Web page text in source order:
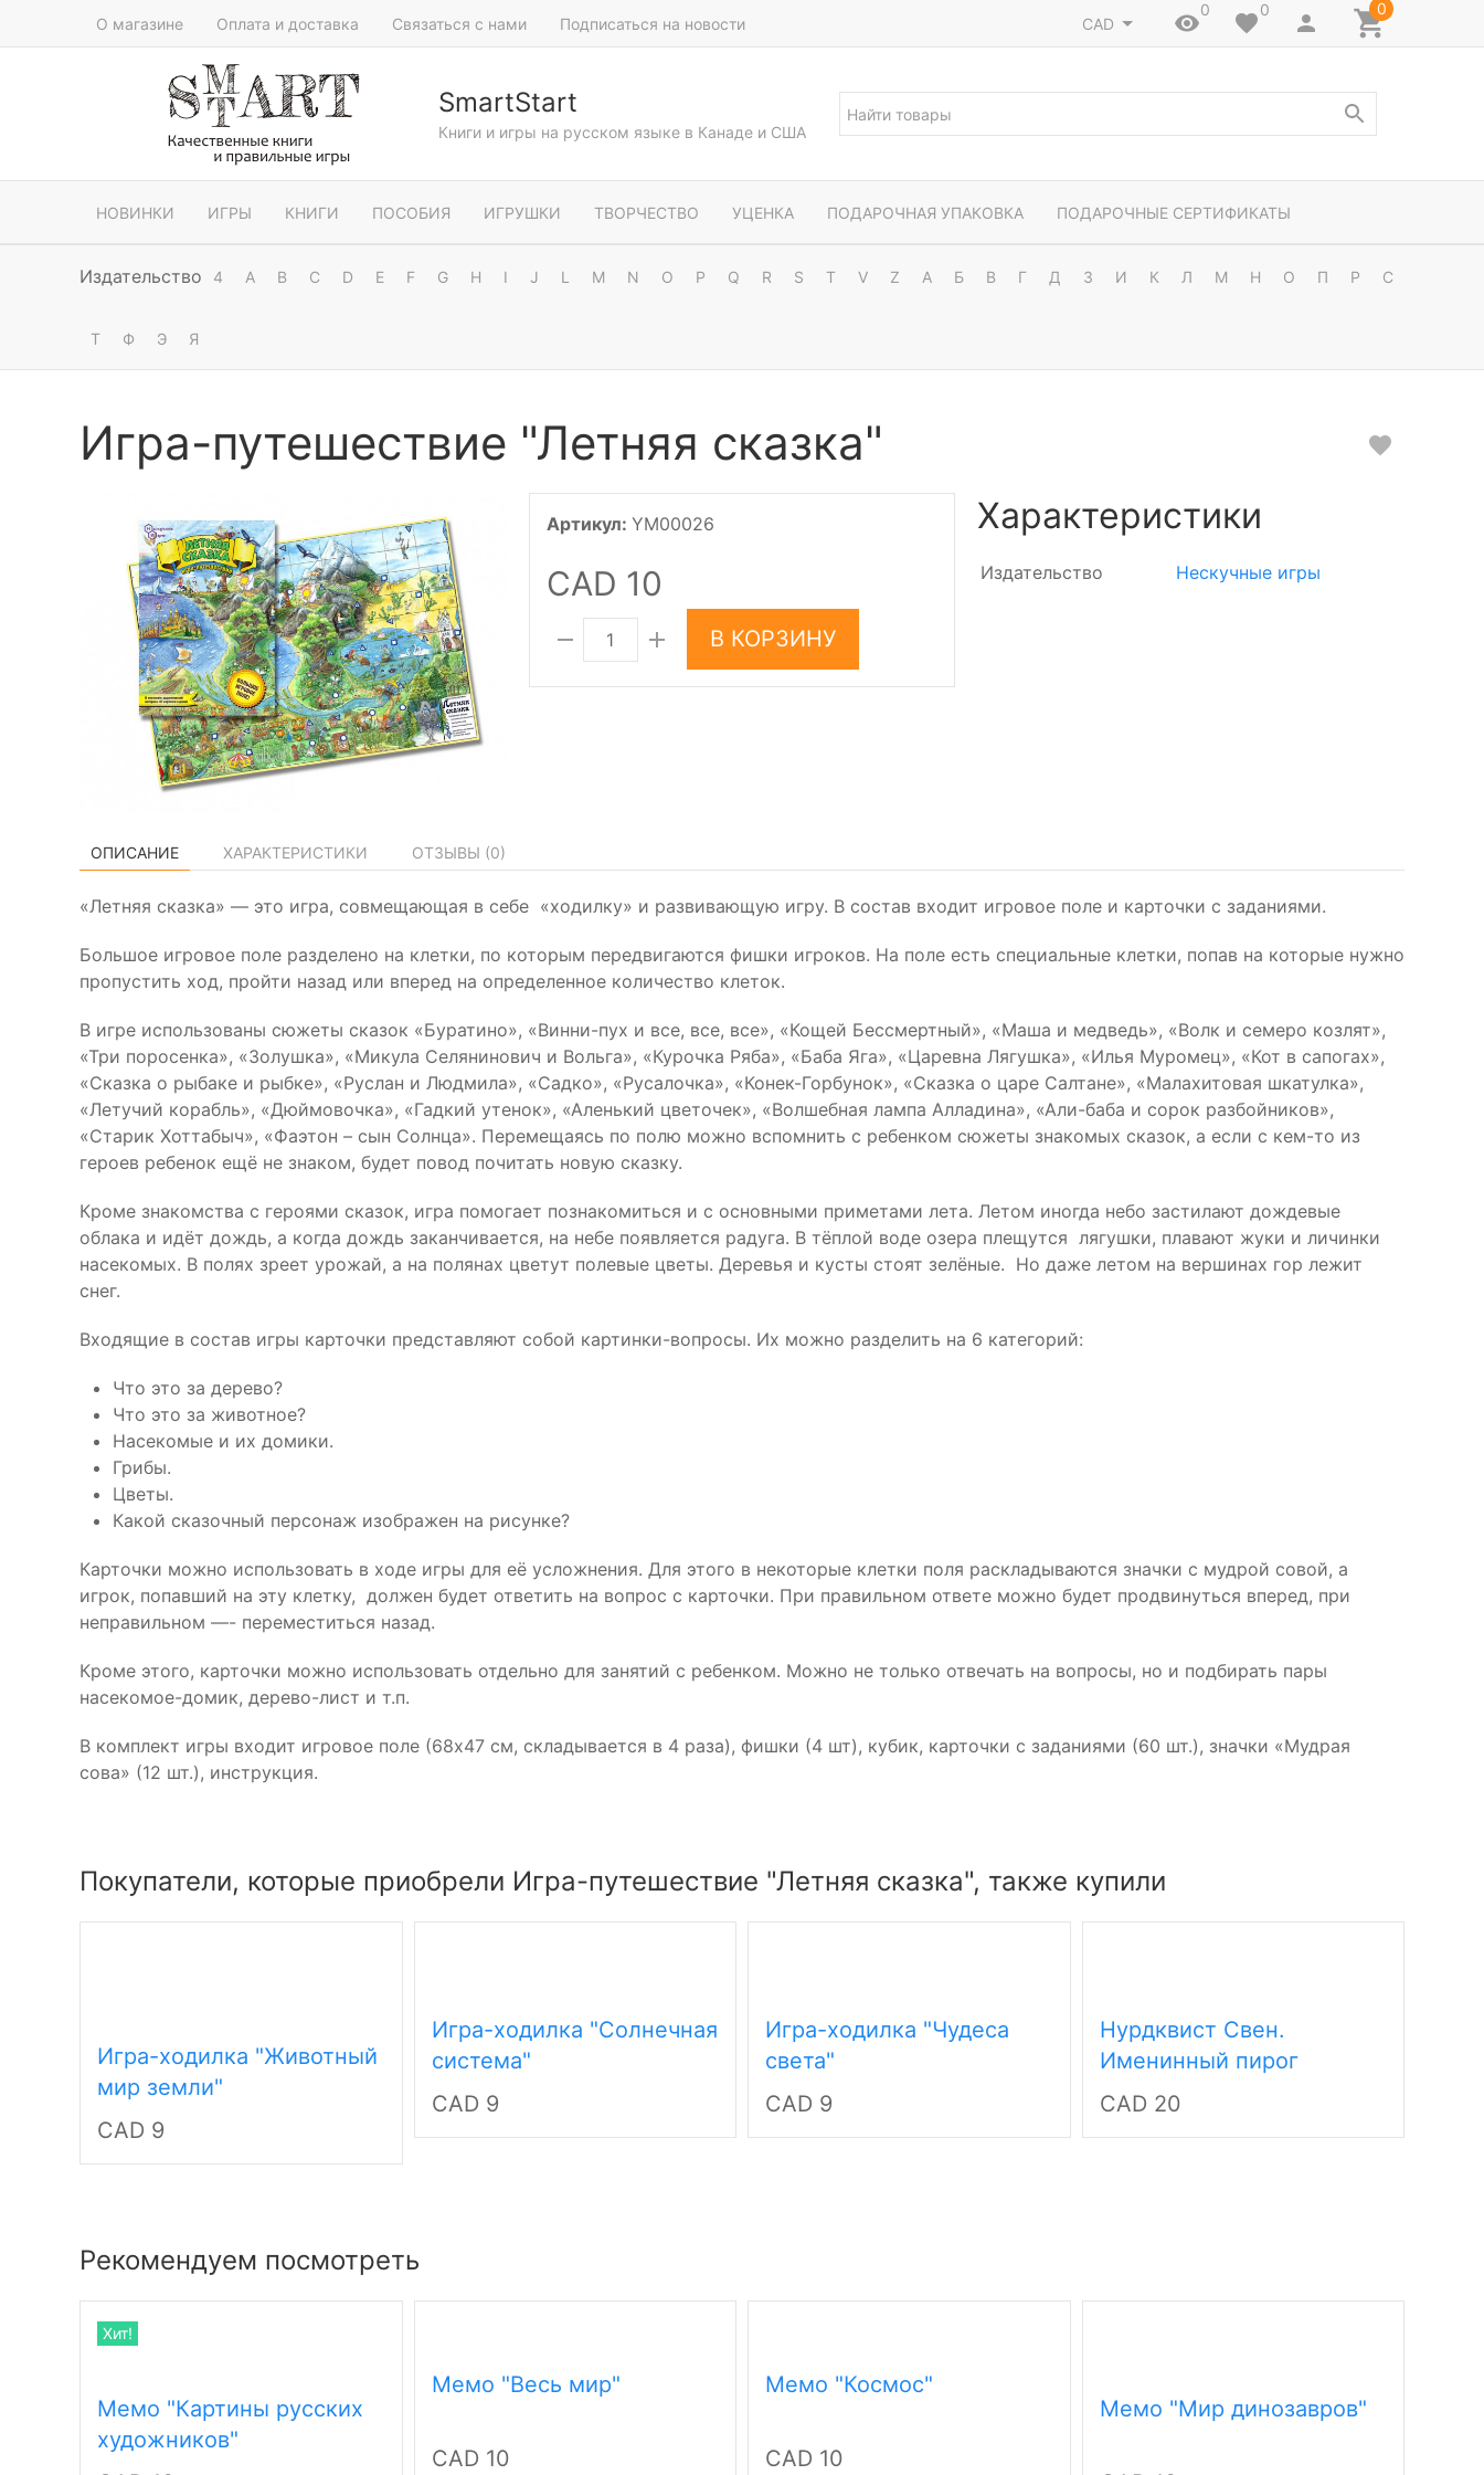
О магазине Оплата и доставка Связаться с нами Подписаться на новости CAD
0 0 0
SmartStart
Книги и игры на русском языке в Канаде и США
НОВИНКИ ИГРЫ КНИГИ ПОСОБИЯ ИГРУШКИ ТВОРЧЕСТВО УЦЕНКА ПОДАРОЧНАЯ УПАКОВКА ПОДАРОЧНЫЕ СЕРТИФИКАТЫ
Издательство 4 A B C D E F G H I J L M N O P Q R S T V Z А Б В Г Д З И К Л М Н О П Р С
Т Ф Э Я
Игра-путешествие "Летняя сказка"
Артикул: YM00026
CAD 10
В КОРЗИНУ
Характеристики
Издательство Нескучные игры
ОПИСАНИЕ ХАРАКТЕРИСТИКИ ОТЗЫВЫ (0)
«Летняя сказка» — это игра, совмещающая в себе «ходилку» и развивающую игру. В состав входит игровое поле и карточки с заданиями.
Большое игровое поле разделено на клетки, по которым передвигаются фишки игроков. На поле есть специальные клетки, попав на которые нужно
пропустить ход, пройти назад или вперед на определенное количество клеток.
В игре использованы сюжеты сказок «Буратино», «Винни-пух и все, все, все», «Кощей Бессмертный», «Маша и медведь», «Волк и семеро козлят»,
«Три поросенка», «Золушка», «Микула Селянинович и Вольга», «Курочка Ряба», «Баба Яга», «Царевна Лягушка», «Илья Муромец», «Кот в сапогах»,
«Сказка о рыбаке и рыбке», «Руслан и Людмила», «Садко», «Русалочка», «Конек-Горбунок», «Сказка о царе Салтане», «Малахитовая шкатулка»,
«Летучий корабль», «Дюймовочка», «Гадкий утенок», «Аленький цветочек», «Волшебная лампа Алладина», «Али-баба и сорок разбойников»,
«Старик Хоттабыч», «Фаэтон – сын Солнца». Перемещаясь по полю можно вспомнить с ребенком сюжеты знакомых сказок, а если с кем-то из
героев ребенок ещё не знаком, будет повод почитать новую сказку.
Кроме знакомства с героями сказок, игра помогает познакомиться и с основными приметами лета. Летом иногда небо застилают дождевые
облака и идёт дождь, а когда дождь заканчивается, на небе появляется радуга. В тёплой воде озера плещутся лягушки, плавают жуки и личинки
насекомых. В полях зреет урожай, а на полянах цветут полевые цветы. Деревья и кусты стоят зелёные. Но даже летом на вершинах гор лежит
снег.
Входящие в состав игры карточки представляют собой картинки-вопросы. Их можно разделить на 6 категорий:
Что это за дерево?
Что это за животное?
Насекомые и их домики.
Грибы.
Цветы.
Какой сказочный персонаж изображен на рисунке?
Карточки можно использовать в ходе игры для её усложнения. Для этого в некоторые клетки поля раскладываются значки с мудрой совой, а
игрок, попавший на эту клетку, должен будет ответить на вопрос с карточки. При правильном ответе можно будет продвинуться вперед, при
неправильном —- переместиться назад.
Кроме этого, карточки можно использовать отдельно для занятий с ребенком. Можно не только отвечать на вопросы, но и подбирать пары
насекомое-домик, дерево-лист и т.п.
В комплект игры входит игровое поле (68х47 см, складывается в 4 раза), фишки (4 шт), кубик, карточки с заданиями (60 шт.), значки «Мудрая
сова» (12 шт.), инструкция.
Покупатели, которые приобрели Игра-путешествие "Летняя сказка", также купили
Игра-ходилка "Животный
мир земли"
CAD 9
Игра-ходилка "Солнечная
система"
CAD 9
Игра-ходилка "Чудеса
света"
CAD 9
Нурдквист Свен.
Именинный пирог
CAD 20
Рекомендуем посмотреть
Мемо "Картины русских
художников"
Хит!
Мемо "Весь мир"
CAD 10
Мемо "Космос"
CAD 10
Мемо "Мир динозавров"